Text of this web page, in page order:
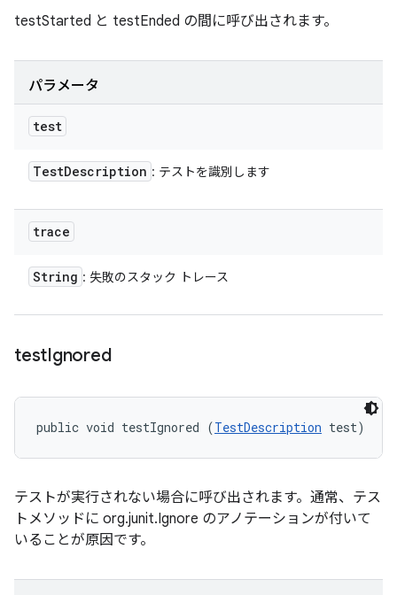
testStarted と testEnded の間に呼び出されます。
パラメータ
test
TestDescription : テストを識別します
trace
String : 失敗のスタック トレース
testIgnored
public void testIgnored (TestDescription test)
テストが実行されない場合に呼び出されます。通常、テス
トメソッドに org.junit.Ignore のアノテーションが付いて
いることが原因です。